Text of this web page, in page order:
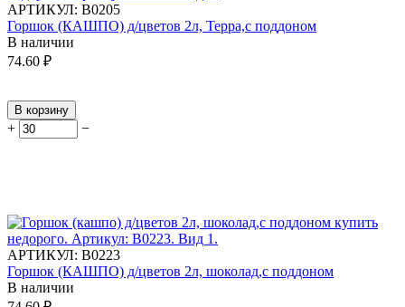
АРТИКУЛ: В0205
Горшок (КАШПО) д/цветов 2л, Терра,с поддоном
В наличии
74.60 ₽
В корзину
+ −
АРТИКУЛ: В0223
Горшок (КАШПО) д/цветов 2л, шоколад,с поддоном
В наличии